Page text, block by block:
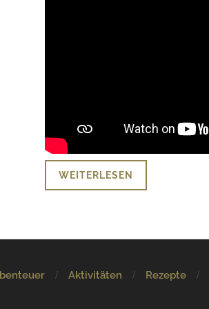
WEITERLESEN
Aktivitäten Rezepte